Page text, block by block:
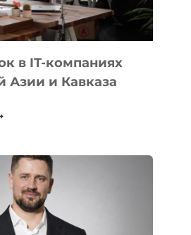
в IT-компаниях
Азии и Кавказа